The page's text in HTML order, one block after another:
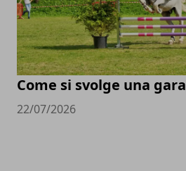
Come si svolge una
22/07/2026